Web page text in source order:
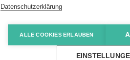
Datenschutzerklärung
ALLE COOKIES ERLAUBEN